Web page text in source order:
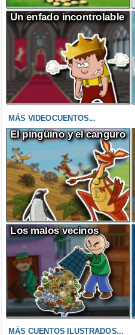
Un enfado incontrolable
MÁS VIDEOCUENTOS...
El pingüino y el canguro
Los malos vecinos
MÁS CUENTOS ILUSTRADOS...